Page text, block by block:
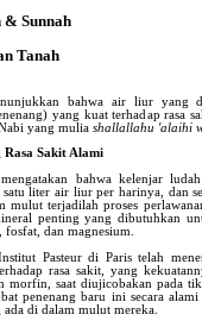
Sunnah
Tanah
bahwa air liur yang
yang kuat terhadap rasa
yang mulia shallallahu 'alaihi
Rasa Sakit Alami
mengatakan bahwa kelenjar
liter air liur per harinya, dan
terjadilah proses
penting yang dibutuhkan
dan magnesium.
Pasteur di Paris telah
rasa sakit, yang
morfin, saat diujicobakan pada
penenang baru ini secara
di dalam mulut mereka.